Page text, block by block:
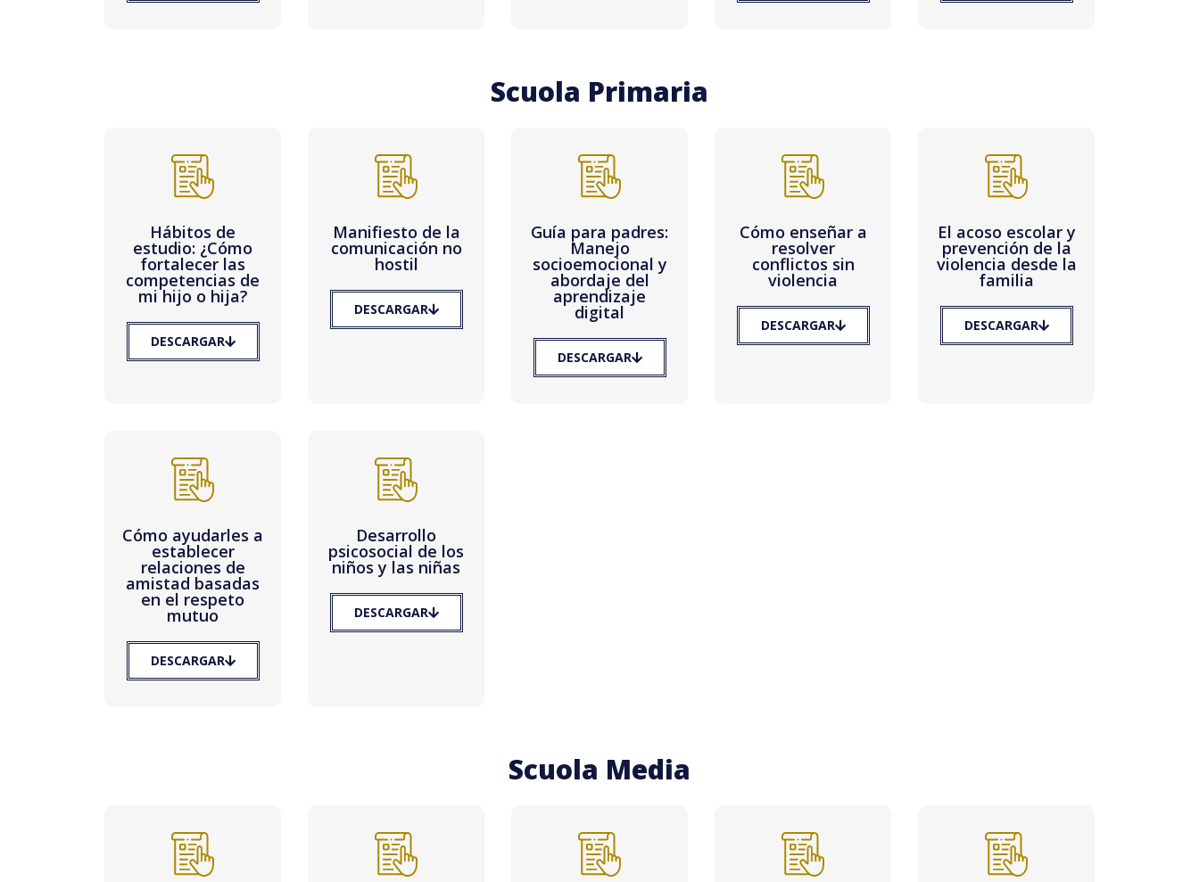
Scuola Primaria
Hábitos de
estudio: ¿Cómo
fortalecer las
competencias de
mi hijo o hija?
DESCARGAR
Manifiesto de la
comunicación no
hostil
DESCARGAR
Guía para padres:
Manejo
socioemocional y
abordaje del
aprendizaje
digital
DESCARGAR
Cómo enseñar a
resolver
conflictos sin
violencia
DESCARGAR
El acoso escolar y
prevención de la
violencia desde la
familia
DESCARGAR
Cómo ayudarles a
establecer
relaciones de
amistad basadas
en el respeto
mutuo
DESCARGAR
Desarrollo
psicosocial de los
niños y las niñas
DESCARGAR
Scuola Media